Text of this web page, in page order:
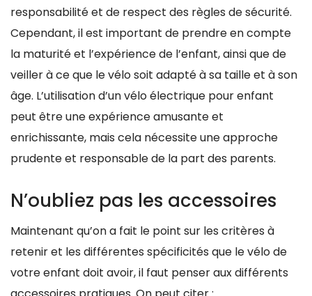
responsabilité et de respect des règles de sécurité.
Cependant, il est important de prendre en compte
la maturité et l’expérience de l’enfant, ainsi que de
veiller à ce que le vélo soit adapté à sa taille et à son
âge. L’utilisation d’un vélo électrique pour enfant
peut être une expérience amusante et
enrichissante, mais cela nécessite une approche
prudente et responsable de la part des parents.
N’oubliez pas les accessoires
Maintenant qu’on a fait le point sur les critères à
retenir et les différentes spécificités que le vélo de
votre enfant doit avoir, il faut penser aux différents